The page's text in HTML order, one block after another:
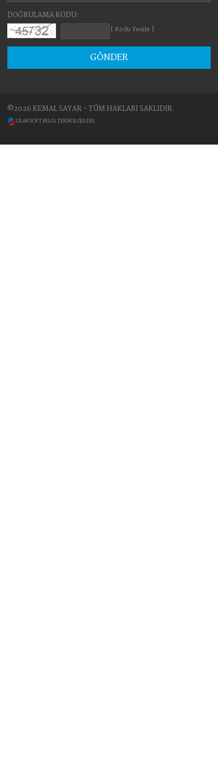
DOĞRULAMA KODU:
[ Kodu Yenile ]
GÖNDER
©2026 KEMAL SAYAR - TÜM HAKLARI SAKLIDIR.
ULAKSOFT BİLGİ TEKNOLOJİLERİ